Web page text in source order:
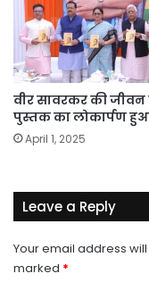
वीर सावरकर की जीवन
पुस्तक का लोकार्पण
April 1, 2025
Leave a Reply
Your email address
marked *